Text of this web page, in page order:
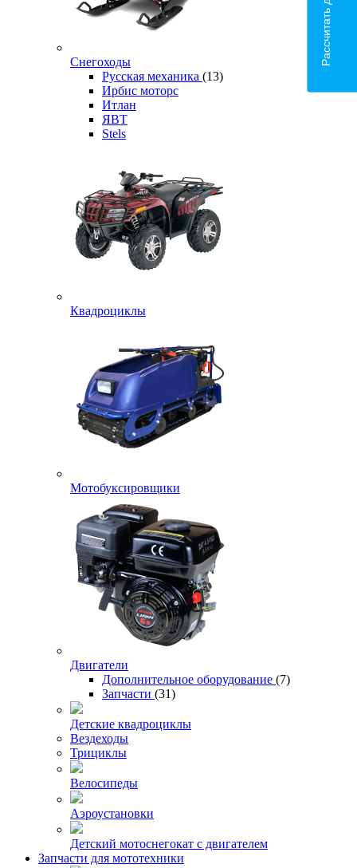
Снегоходы
Русская механика (13)
Ирбис моторс
Итлан
ЯВТ
Stels
Квадроциклы
Мотобуксировщики
Двигатели
Дополнительное оборудование (7)
Запчасти (31)
Детские квадроциклы
Вездеходы
Трициклы
Велосипеды
Аэроустановки
Детский мотоснегокат с двигателем
Запчасти для мототехники